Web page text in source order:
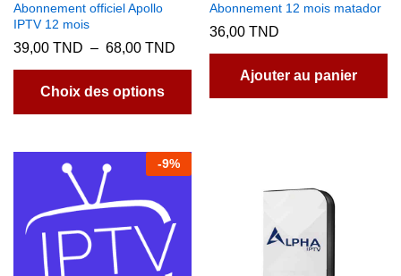
Abonnement officiel Apollo
IPTV 12 mois
39,00 TND – 68,00 TND
68,00 TND
Choix des options
variations.
Les
Abonnement 12 mois matador
36,00 TND
Ajouter au panier
-9%